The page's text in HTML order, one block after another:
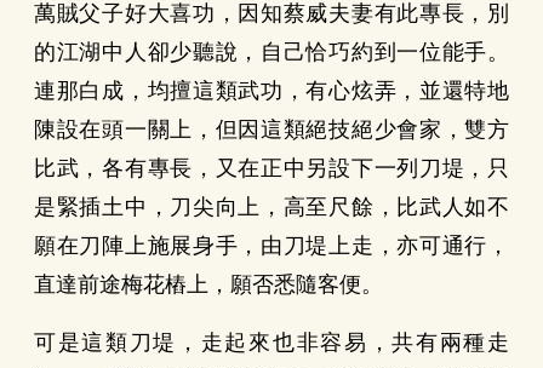
萬賊父子好大喜功，因知蔡威夫妻有此專長，別
的江湖中人卻少聽說，自己恰巧約到一位能手。
連那白成，均擅這類武功，有心炫弄，並還特地
陳設在頭一關上，但因這類絕技絕少會家，雙方
比武，各有專長，又在正中另設下一列刀堤，只
是緊插土中，刀尖向上，高至尺餘，比武人如不
願在刀陣上施展身手，由刀堤上走，亦可通行，
直達前途梅花樁上，願否悉隨客便。
可是這類刀堤，走起來也非容易，共有兩種走